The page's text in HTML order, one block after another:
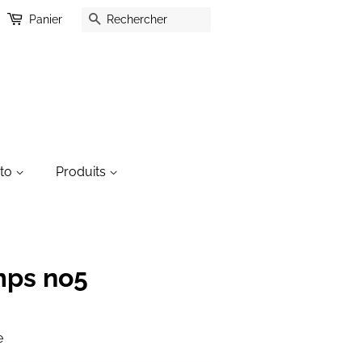
Panier Recherche
Produits
no5